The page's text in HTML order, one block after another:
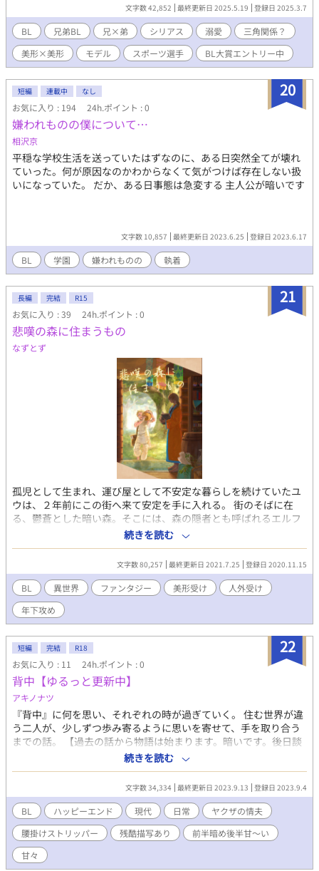
の弟に独占欲をぶつける兄。 ねっとりめのエロ。 4.傍観者の逡巡
デザイナーケイから見たモデル、イオ(弟)。ケイ→イオ 5.合言葉
を聞かせて 4の続き。嫉妬して身勝手な愛をぶつける兄。やや無
理矢理目な描写があります。 6.5の続き。三角関係、嫉妬の先の結
末。こちらで一旦完結です。
文字数 42,852 最終更新日 2025.5.19 登録日 2025.3.7
BL 兄弟BL 兄×弟 シリアス 溺愛
三角関係？
美形×美形
モデル スポーツ選手 BL大賞エントリー中
20
短編 連載中 なし
お気に入り : 194 24h.ポイント : 0
嫌われものの僕について…
相沢京
平穏な学校生活を送っていたはずなのに、ある日突然全てが壊れ
ていった。何が原因なのかわからなくて気がつけば存在しない扱
いになっていた。 だか、ある日事態は急変する 主人公が暗いです
文字数 10,857 最終更新日 2023.6.25 登録日 2023.6.17
BL 学園 嫌われものの 執着
21
長編 完結 R15
お気に入り : 39 24h.ポイント : 0
悲嘆の森に住まうもの
なずとず
孤児として生まれ、運び屋として不安定な暮らしを続けていたユ
ウは、２年前にこの街へ来て安定を手に入れる。 街のそばに在
る、鬱蒼とした暗い森。そこには、森の隠者とも呼ばれるエルフ
が住んでいた。 褐色のエルフ、シャンティは、ユウを受け入れ、
彼に仕事を与え、そして溺愛する。ユウが、かつて愛した人間の
子孫だったから。少なくとも、ユウはそう思っている。 長い時間
を生きるが故に、たくさんの別れに胸を痛めているシャンティ。
幸せになって欲しいと願う一方で、あくまで過去の人を愛してい
るのだということに、複雑な気持ちになりながら、彼の元へと通
うユウだったが――。 森に住む褐色でふわふわしたエルフのシャ
ンティと、彼がかつて愛していた人の子孫、ユウが愛を育むお話
です。 ２０歳の青年×２００歳以上年上のエルフになります。シ
ャンティがユウを溺愛しています。 お話は攻め視点で進みます。
性描写は有りますが、軽いものです。 このお話でのエルフは、人
間の姿をした全く違う生き物、のような存在です。美しい化け物
みたいなものです。 少し重めの設定ですが、全体的にはハッピー
な流れになります。 ・一部 暴力的、合意の無い性行為、流血表
現が含まれます ・具体的な描写はほぼないですが、攻め、受け共
に相手以外との性的関係があった描写があります ・流れはハッピ
ーへ向かうのですがダークファンタジー系なので、全体に流れる
空気は暗いです ☆短編など追加していきます。
続きを読む
文字数 80,257 最終更新日 2021.7.25 登録日 2020.11.15
BL 異世界 ファンタジー 美形受け
人外受け
年下攻め
22
短編 完結 R18
お気に入り : 11 24h.ポイント : 0
背中【ゆるっと更新中】
アキノナツ
『背中』に何を思い、それぞれの時が過ぎていく。 住む世界が違
う二人が、少しずつ歩み寄るように思いを寄せて、手を取り合う
までの話。 【過去の話から物語は始まります。暗いです。後日談
へ話は続きます。甘々です！ そちらが本編のつもりです。】 就
活中腰掛けストリッパー × ヤクザの情夫 攻》突然の倒産で、
失業(天引きされてたのに保険等々未加入で失業保険貰えず。)、
アパートの大家に退去促され、早急に職と住居が必要。風俗求人
誌拾って、就活しつつストリッパーになる。 受》流される人生。
組の金の洗浄担当。組長の息子(若頭)の情夫扱い。一応腹違いの
兄弟って事になってる。実際違うんだけど。もうどうでもいいっ
て、今ココ。 暴力的な表現などあります。 本命カップリングにな
る前に不本意な別の関係がありします。 なんでもありの人向けで
続きを読む
文字数 34,334 最終更新日 2023.9.13 登録日 2023.9.4
BL ハッピーエンド 現代 日常
ヤクザの情夫
腰掛けストリッパー
残酷描写あり
前半暗め後半甘〜い
甘々